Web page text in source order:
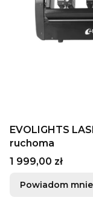
EVOLIGHTS
ruchoma
Cena
1 999,00 zł
Powiadom